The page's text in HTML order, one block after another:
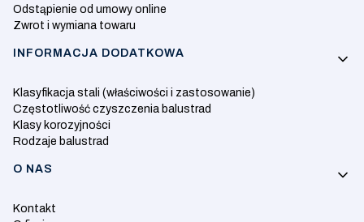
Odstąpienie od umowy online
Zwrot i wymiana towaru
INFORMACJA DODATKOWA
Klasyfikacja stali (właściwości i zastosowanie)
Częstotliwość czyszczenia balustrad
Klasy korozyjności
Rodzaje balustrad
O NAS
Kontakt